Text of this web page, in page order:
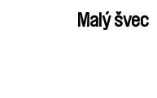
Malý švec